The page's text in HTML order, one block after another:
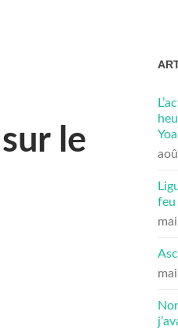
le
feu